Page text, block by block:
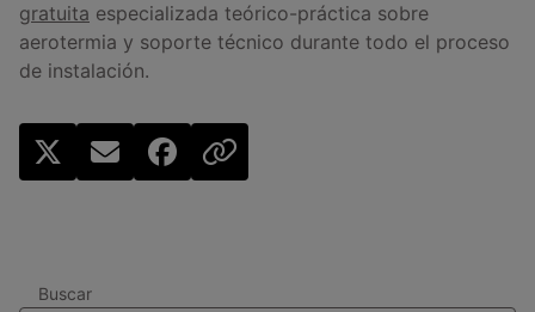
gratuita especializada teórico-práctica sobre
aerotermia y soporte técnico durante todo el proceso
de instalación.
Buscar